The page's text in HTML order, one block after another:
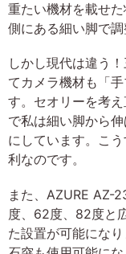
重たい機材を載せ
側にある細い脚で調
しかし現代は違う
てカメラ機材も「
す。セオリーを考
で私は細い脚から
にしています。こ
利なのです。
また、AZURE AZ-
度、62度、82度と
た設置が可能にな